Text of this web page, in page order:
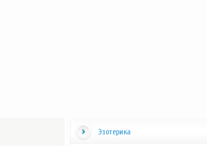
Эзотерика